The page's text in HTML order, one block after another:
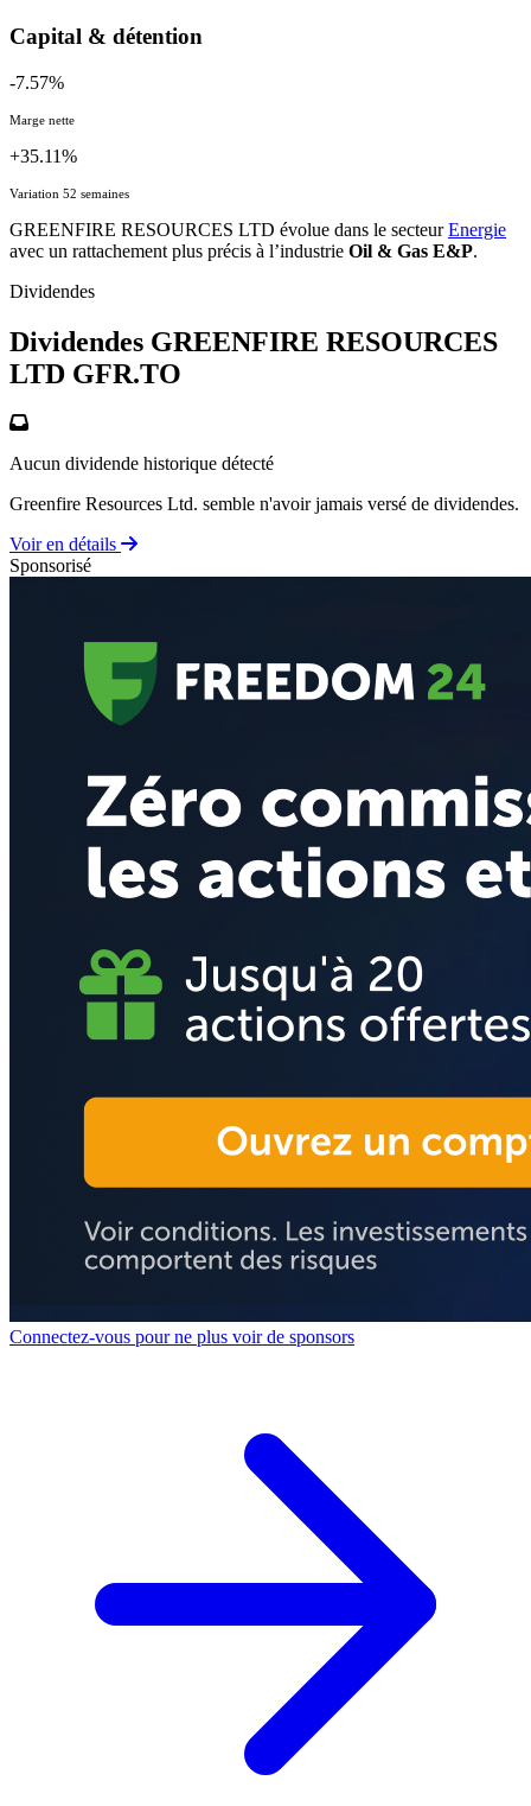
Capital & détention
-7.57%
Marge nette
+35.11%
Variation 52 semaines
GREENFIRE RESOURCES LTD évolue dans le secteurEnergie
avec un rattachement plus précis à l’industrie Oil & Gas E&P.
Dividendes
Dividendes GREENFIRE RESOURCES
LTD GFR.TO
Aucun dividende historique détecté
Greenfire Resources Ltd. semble n'avoir jamais versé de dividendes.
Voir en détails
Sponsorisé
Connectez-vous pour ne plus voir de sponsors